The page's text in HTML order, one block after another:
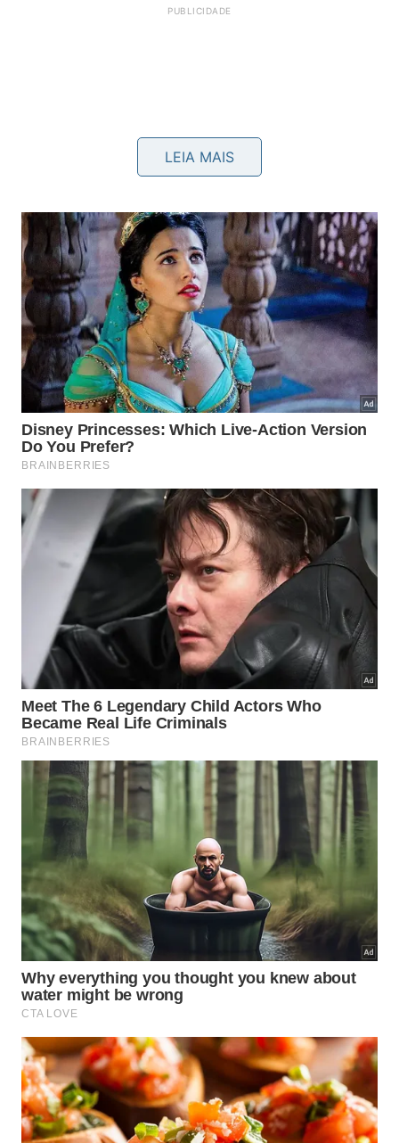
Disney restringe acesso ao transporte de graça do Disney
Springs para os seus hotéis -Atrevido/Wikimedia
Commons
Com o encerramento do período de maior
movimento, a operação voltou ao modelo anterior.
Poucos meses depois, a empresa decidiu
transformar a exigência em uma regra permanente
para os embarques realizados no Disney Springs
com destino aos hotéis do complexo.
A decisão busca impedir que o estacionamento
gratuito do Disney Springs seja utilizado como
alternativa ao estacionamento dos parques
temáticos. Atualmente, a tarifa do estacionamento
padrão nos parques do Walt Disney World é de US$
35 (cerca de R$ 180 por veículo).
LEIA MAIS